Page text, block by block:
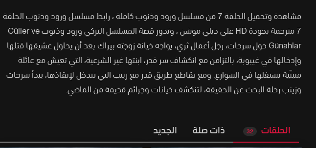
مشاهدة وتحميل الحلقة 7 من مسلسل ورود وذنوب كاملة ، رابط مسلسل ورود وذنوب الحلقة
7 مترجمة بجودة HD على ديلي موشن
،
وتدور قصة المسلسل التركي ورود وذنوب Güller ve
Günahlar حول سرحات، رجل أعمال ثري، يواجه خيانة زوجته بيراك بعد أن يحاول عشيقها قتلها
وإدخالها في غيبوبة، بالتزامن مع انكشاف سر قدر، ابنتها غير الشرعية، التي تعيش مع عائلة
متبنّية تستغلها في الشوارع. ومع تقاطع طريق قدر مع زينب التي تتدخل لإنقاذها، يبدأ سرحات
وزينب رحلة البحث عن الحقيقة، لتنكشف خيانات وجرائم قديمة من الماضي.
الحلقات 32 ذات صلة الجديد